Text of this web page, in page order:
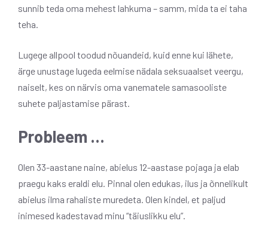
sunnib teda oma mehest lahkuma – samm, mida ta ei taha
teha.
Lugege allpool toodud nõuandeid, kuid enne kui lähete,
ärge unustage lugeda eelmise nädala seksuaalset veergu,
naiselt, kes on närvis oma vanematele samasooliste
suhete paljastamise pärast.
Probleem …
Olen 33-aastane naine, abielus 12-aastase pojaga ja elab
praegu kaks eraldi elu. Pinnal olen edukas, ilus ja õnnelikult
abielus ilma rahaliste muredeta. Olen kindel, et paljud
inimesed kadestavad minu “täiuslikku elu”.